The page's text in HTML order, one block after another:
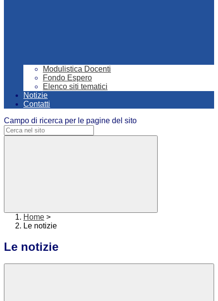
Modulistica Docenti
Fondo Espero
Elenco siti tematici
Notizie
Contatti
Campo di ricerca per le pagine del sito
Home >
Le notizie
Le notizie